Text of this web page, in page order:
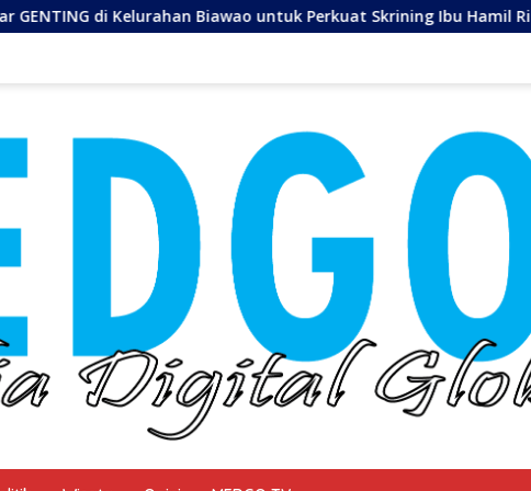
Biawao untuk Perkuat Skrining Ibu Hamil Risiko Tinggi